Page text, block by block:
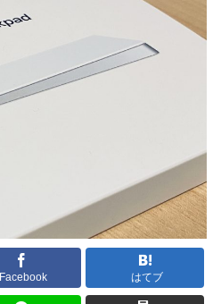
Facebook はてブ